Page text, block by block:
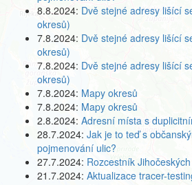
8.8.2024: Dvě stejné adresy lišící
okresů)
7.8.2024: Dvě stejné adresy lišící
okresů)
7.8.2024: Dvě stejné adresy lišící
okresů)
7.8.2024: Mapy okresů
7.8.2024: Mapy okresů
2.8.2024: Adresní místa s
28.7.2024: Jak je to teď s
pojmenování ulic?
27.7.2024: Rozcestník
21.7.2024: Aktualizace tracer-